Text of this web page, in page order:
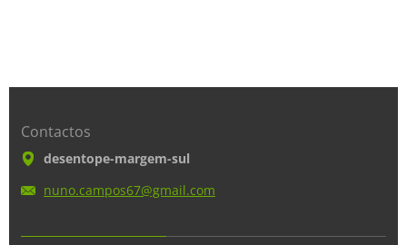
Contactos
desentope-margem-sul
nuno.campos67@gmail.com